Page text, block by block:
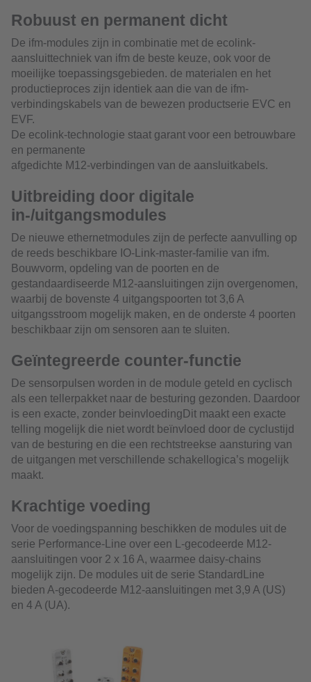
Robuust en permanent dicht
De ifm-modules zijn in combinatie met de ecolink-
aansluittechniek van ifm de beste keuze, ook voor de
moeilijke toepassingsgebieden. de materialen en het
productieproces zijn identiek aan die van de ifm-
verbindingskabels van de bewezen productserie EVC en
EVF.
De ecolink-technologie staat garant voor een betrouwbare
en permanente
afgedichte M12-verbindingen van de aansluitkabels.
Uitbreiding door digitale
in-/uitgangsmodules
De nieuwe ethernetmodules zijn de perfecte aanvulling op
de reeds beschikbare IO-Link-master-familie van ifm.
Bouwvorm, opdeling van de poorten en de
gestandaardiseerde M12-aansluitingen zijn overgenomen,
waarbij de bovenste 4 uitgangspoorten tot 3,6 A
uitgangsstroom mogelijk maken, en de onderste 4 poorten
beschikbaar zijn om sensoren aan te sluiten.
Geïntegreerde counter-functie
De sensorpulsen worden in de module geteld en cyclisch
als een tellerpakket naar de besturing gezonden. Daardoor
is een exacte, zonder beinvloedingDit maakt een exacte
telling mogelijk die niet wordt beïnvloed door de cyclustijd
van de besturing en die een rechtstreekse aansturing van
de uitgangen met verschillende schakellogica’s mogelijk
maakt.
Krachtige voeding
Voor de voedingspanning beschikken de modules uit de
serie Performance-Line over een L-gecodeerde M12-
aansluitingen voor 2 x 16 A, waarmee daisy-chains
mogelijk zijn. De modules uit de serie StandardLine
bieden A-gecodeerde M12-aansluitingen met 3,9 A (US)
en 4 A (UA).